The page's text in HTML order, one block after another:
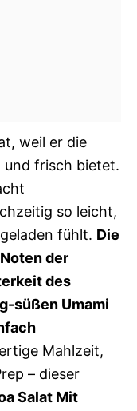
weil er die
und frisch bietet.
so leicht,
fühlt. Die
der
des
süßen Umami
Mahlzeit,
– dieser
Salat Mit